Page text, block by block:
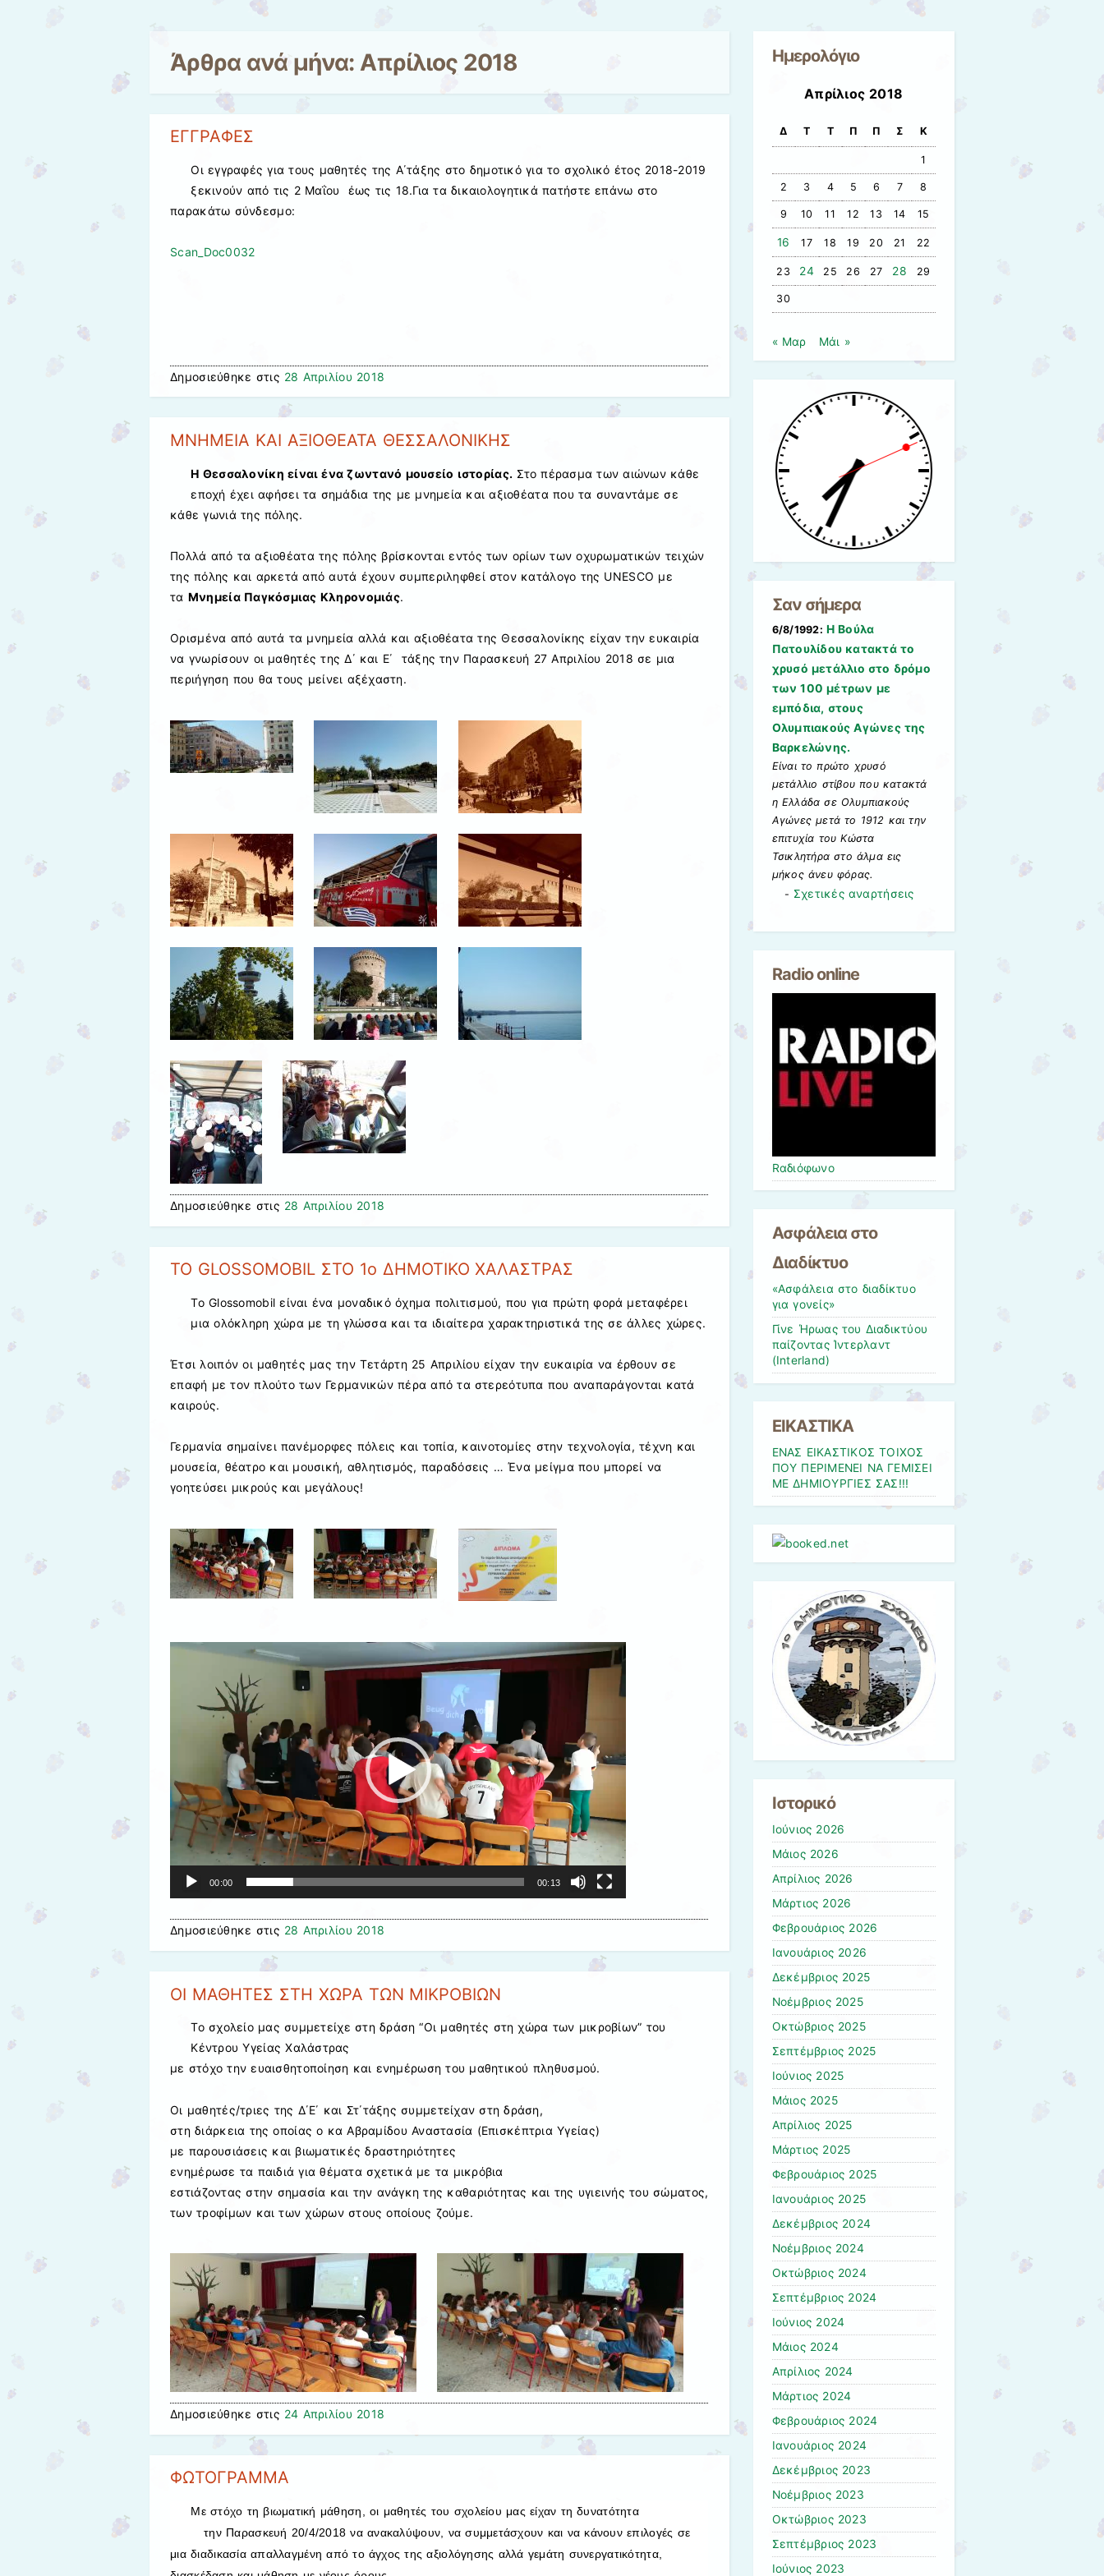
Άρθρα ανά μήνα: Απρίλιος 2018
ΕΓΓΡΑΦΕΣ
Οι εγγραφές για τους μαθητές της Α΄τάξης στο δημοτικό για το σχολικό έτος 2018-2019
ξεκινούν από τις 2 Μαΐου έως τις 18.Για τα δικαιολογητικά πατήστε επάνω στο
παρακάτω σύνδεσμο:
Scan_Doc0032
Δημοσιεύθηκε στις 28 Απριλίου 2018
MNHMEIA KΑΙ ΑΞΙΟΘΕΑΤΑ ΘΕΣΣΑΛΟΝΙΚΗΣ
Η Θεσσαλονίκη είναι ένα ζωντανό μουσείο ιστορίας. Στο πέρασμα των αιώνων κάθε
εποχή έχει αφήσει τα σημάδια της με μνημεία και αξιοθέατα που τα συναντάμε σε
κάθε γωνιά της πόλης.
Πολλά από τα αξιοθέατα της πόλης βρίσκονται εντός των ορίων των οχυρωματικών τειχών
της πόλης και αρκετά από αυτά έχουν συμπεριληφθεί στον κατάλογο της UNESCO με
τα Μνημεία Παγκόσμιας Κληρονομιάς.
Ορισμένα από αυτά τα μνημεία αλλά και αξιοθέατα της Θεσσαλονίκης είχαν την ευκαιρία
να γνωρίσουν οι μαθητές της Δ΄ και Ε΄ τάξης την Παρασκευή 27 Απριλίου 2018 σε μια
περιήγηση που θα τους μείνει αξέχαστη.
Δημοσιεύθηκε στις 28 Απριλίου 2018
TO GLOSSOMOBIL ΣΤΟ 1ο ΔΗΜΟΤΙΚΟ ΧΑΛΑΣΤΡΑΣ
Το Glossomobil είναι ένα μοναδικό όχημα πολιτισμού, που για πρώτη φορά μεταφέρει
μια ολόκληρη χώρα με τη γλώσσα και τα ιδιαίτερα χαρακτηριστικά της σε άλλες χώρες.
Έτσι λοιπόν οι μαθητές μας την Τετάρτη 25 Απριλίου είχαν την ευκαιρία να έρθουν σε
επαφή με τον πλούτο των Γερμανικών πέρα από τα στερεότυπα που αναπαράγονται κατά
καιρούς.
Γερμανία σημαίνει πανέμορφες πόλεις και τοπία, καινοτομίες στην τεχνολογία, τέχνη και
μουσεία, θέατρο και μουσική, αθλητισμός, παραδόσεις … Ένα μείγμα που μπορεί να
γοητεύσει μικρούς και μεγάλους!
Πρόγραμμα
Αναπαραγωγής
00:00 00:13
Δημοσιεύθηκε στις 28 Απριλίου 2018
ΟΙ ΜΑΘΗΤΕΣ ΣΤΗ ΧΩΡΑ ΤΩΝ ΜΙΚΡΟΒΙΩΝ
Το σχολείο μας συμμετείχε στη δράση “Οι μαθητές στη χώρα των μικροβίων” του
Κέντρου Υγείας Χαλάστρας
με στόχο την ευαισθητοποίηση και ενημέρωση του μαθητικού πληθυσμού.
Οι μαθητές/τριες της Δ΄Ε΄ και Στ΄τάξης συμμετείχαν στη δράση,
στη διάρκεια της οποίας ο κα Αβραμίδου Αναστασία (Επισκέπτρια Υγείας)
με παρουσιάσεις και βιωματικές δραστηριότητες
ενημέρωσε τα παιδιά για θέματα σχετικά με τα μικρόβια
εστιάζοντας στην σημασία και την ανάγκη της καθαριότητας και της υγιεινής του σώματος,
των τροφίμων και των χώρων στους οποίους ζούμε.
Δημοσιεύθηκε στις 24 Απριλίου 2018
ΦΩΤΟΓΡΑΜΜΑ
Με στόχο τη βιωματική μάθηση, οι μαθητές του σχολείου μας είχαν τη δυνατότητα
την Παρασκευή 20/4/2018 να ανακαλύψουν, να συμμετάσχουν και να κάνουν επιλογές σε
μια διαδικασία απαλλαγμένη από το άγχος της αξιολόγησης αλλά γεμάτη συνεργατικότητα,
Ημερολόγιο
Απρίλιος 2018
Δ Τ Τ Π Π Σ Κ
1
2 3 4 5 6 7 8
9 10 11 12 13 14 15
16 17 18 19 20 21 22
23 24 25 26 27 28 29
30
« Μαρ Μάι »
Σαν σήμερα
6/8/1992: Η Βούλα
Πατουλίδου κατακτά το
χρυσό μετάλλιο στο δρόμο
των 100 μέτρων με
εμπόδια, στους
Ολυμπιακούς Αγώνες της
Βαρκελώνης.
Είναι το πρώτο χρυσό
μετάλλιο στίβου που κατακτά
η Ελλάδα σε Ολυμπιακούς
Αγώνες μετά το 1912 και την
επιτυχία του Κώστα
Τσικλητήρα στο άλμα εις
μήκος άνευ φόρας.
- Σχετικές αναρτήσεις
Radio online
Rαδιόφωνo
Ασφάλεια στο
Διαδίκτυο
«Ασφάλεια στο διαδίκτυο
για γονείς»
Γίνε Ήρωας του Διαδικτύου
παίζοντας Ίντερλαντ
(Interland)
ΕΙΚΑΣΤΙΚΑ
ΕΝΑΣ ΕΙΚΑΣΤΙΚΟΣ ΤΟΙΧΟΣ
ΠΟΥ ΠΕΡΙΜΕΝΕΙ ΝΑ ΓΕΜΙΣΕΙ
ΜΕ ΔΗΜΙΟΥΡΓΙΕΣ ΣΑΣ!!!
Ιστορικό
Ιούνιος 2026
Μάιος 2026
Απρίλιος 2026
Μάρτιος 2026
Φεβρουάριος 2026
Ιανουάριος 2026
Δεκέμβριος 2025
Νοέμβριος 2025
Οκτώβριος 2025
Σεπτέμβριος 2025
Ιούνιος 2025
Μάιος 2025
Απρίλιος 2025
Μάρτιος 2025
Φεβρουάριος 2025
Ιανουάριος 2025
Δεκέμβριος 2024
Νοέμβριος 2024
Οκτώβριος 2024
Σεπτέμβριος 2024
Ιούνιος 2024
Μάιος 2024
Απρίλιος 2024
Μάρτιος 2024
Φεβρουάριος 2024
Ιανουάριος 2024
Δεκέμβριος 2023
Νοέμβριος 2023
Οκτώβριος 2023
Σεπτέμβριος 2023
Ιούνιος 2023